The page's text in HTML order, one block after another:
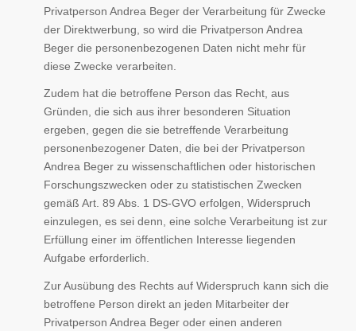
Privatperson Andrea Beger der Verarbeitung für Zwecke
der Direktwerbung, so wird die Privatperson Andrea
Beger die personenbezogenen Daten nicht mehr für
diese Zwecke verarbeiten.
Zudem hat die betroffene Person das Recht, aus
Gründen, die sich aus ihrer besonderen Situation
ergeben, gegen die sie betreffende Verarbeitung
personenbezogener Daten, die bei der Privatperson
Andrea Beger zu wissenschaftlichen oder historischen
Forschungszwecken oder zu statistischen Zwecken
gemäß Art. 89 Abs. 1 DS-GVO erfolgen, Widerspruch
einzulegen, es sei denn, eine solche Verarbeitung ist zur
Erfüllung einer im öffentlichen Interesse liegenden
Aufgabe erforderlich.
Zur Ausübung des Rechts auf Widerspruch kann sich die
betroffene Person direkt an jeden Mitarbeiter der
Privatperson Andrea Beger oder einen anderen